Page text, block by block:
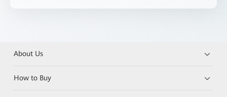
About Us
How to Buy